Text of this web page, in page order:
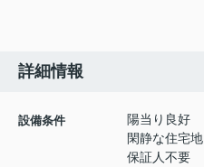
詳細情報
設備条件
陽当り良好
閑静な住宅地
保証人不要